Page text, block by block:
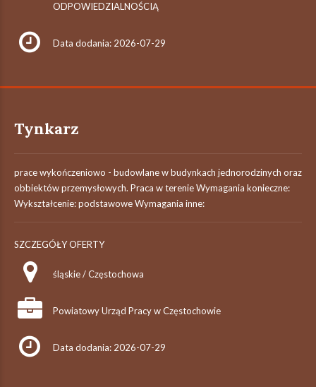
ODPOWIEDZIALNOŚCIĄ
Data dodania: 2026-07-29
Tynkarz
prace wykończeniowo - budowlane w budynkach jednorodzinych oraz
obbiektów przemysłowych. Praca w terenie Wymagania konieczne:
Wykształcenie: podstawowe Wymagania inne:
SZCZEGÓŁY OFERTY
śląskie / Częstochowa
Powiatowy Urząd Pracy w Częstochowie
Data dodania: 2026-07-29